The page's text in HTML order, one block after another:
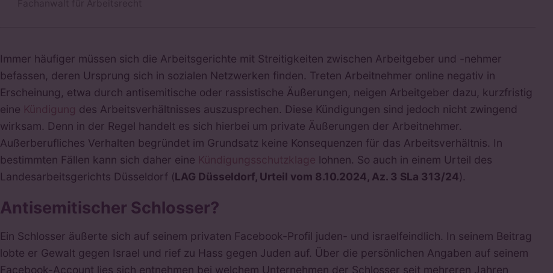
Immer häufiger müssen sich die Arbeitsgerichte mit Streitigkeiten zwischen Arbeitgeber und -nehmer
befassen, deren Ursprung sich in sozialen Netzwerken finden. Treten Arbeitnehmer online negativ in
Erscheinung, etwa durch antisemitische oder rassistische Äußerungen, neigen Arbeitgeber dazu, kurzfristig
eine Kündigung des Arbeitsverhältnisses auszusprechen. Diese Kündigungen sind jedoch nicht zwingend
wirksam. Denn in der Regel handelt es sich hierbei um private Äußerungen der Arbeitnehmer.
Außerberufliches Verhalten begründet im Grundsatz keine Konsequenzen für das Arbeitsverhältnis. In
bestimmten Fällen kann sich daher eine Kündigungsschutzklage lohnen. So auch in einem Urteil des
Landesarbeitsgerichts Düsseldorf (LAG Düsseldorf, Urteil vom 8.10.2024, Az. 3 SLa 313/24).
Antisemitischer Schlosser?
Ein Schlosser äußerte sich auf seinem privaten Facebook-Profil juden- und israelfeindlich. In seinem Beitrag
lobte er Gewalt gegen Israel und rief zu Hass gegen Juden auf. Über die persönlichen Angaben auf seinem
Facebook-Account lies sich entnehmen bei welchem Unternehmen der Schlosser seit mehreren Jahren